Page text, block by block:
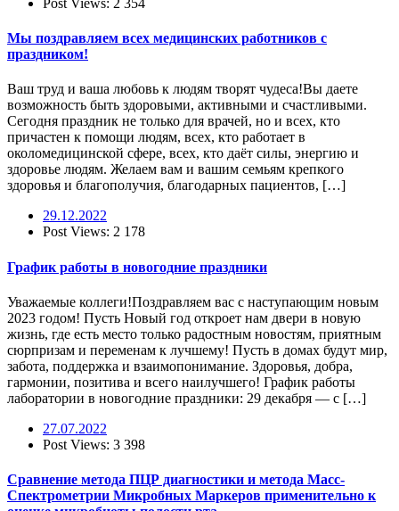
Мы поздравляем всех медицинских работников с
праздником!
Ваш труд и ваша любовь к людям творят чудеса!Вы даете
возможность быть здоровыми, активными и счастливыми.
Сегодня праздник не только для врачей, но и всех, кто
причастен к помощи людям, всех, кто работает в
околомедицинской сфере, всех, кто даёт силы, энергию и
здоровье людям. Желаем вам и вашим семьям крепкого
здоровья и благополучия, благодарных пациентов, […]
29.12.2022
Post Views: 2 178
График работы в новогодние праздники
Уважаемые коллеги!Поздравляем вас с наступающим новым
2023 годом! Пусть Новый год откроет нам двери в новую
жизнь, где есть место только радостным новостям, приятным
сюрпризам и переменам к лучшему! Пусть в домах будут мир,
забота, поддержка и взаимопонимание. Здоровья, добра,
гармонии, позитива и всего наилучшего! График работы
лаборатории в новогодние праздники: 29 декабря — с […]
27.07.2022
Post Views: 3 398
Сравнение метода ПЦР диагностики и метода Масс-
Спектрометрии Микробных Маркеров применительно к